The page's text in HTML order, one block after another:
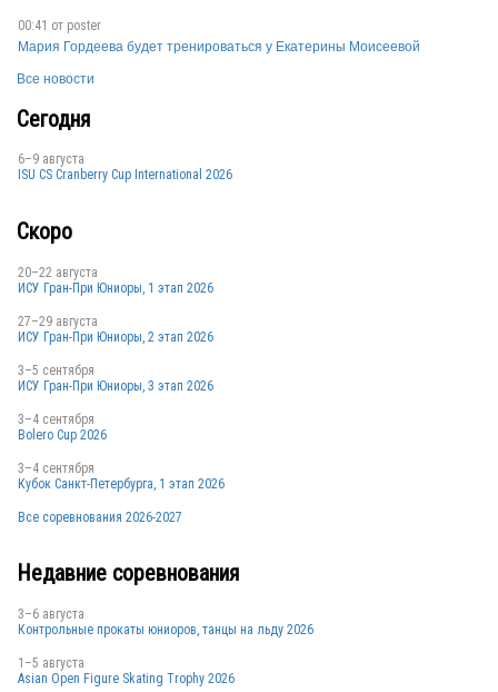
KOR
KOR
00:41 от poster
Мария Гордеева будет тренироваться у Екатерины Моисеевой
Все новости
Сегодня
6–9 августа
ISU CS Cranberry Cup International 2026
Скоро
20–22 августа
ИСУ Гран-При Юниоры, 1 этап 2026
27–29 августа
ИСУ Гран-При Юниоры, 2 этап 2026
3–5 сентября
ИСУ Гран-При Юниоры, 3 этап 2026
3–4 сентября
Bolero Cup 2026
3–4 сентября
Кубок Санкт-Петербурга, 1 этап 2026
Все соревнования 2026-2027
Недавние соревнования
3–6 августа
Контрольные прокаты юниоров, танцы на льду 2026
1–5 августа
Asian Open Figure Skating Trophy 2026